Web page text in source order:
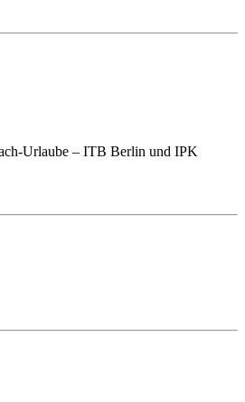
Urlaube – ITB Berlin und IPK